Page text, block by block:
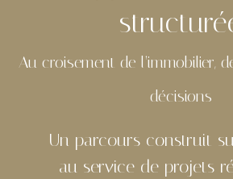
Au croisement de l’immobilier,
décisions
Un parcours construit
au service de projets